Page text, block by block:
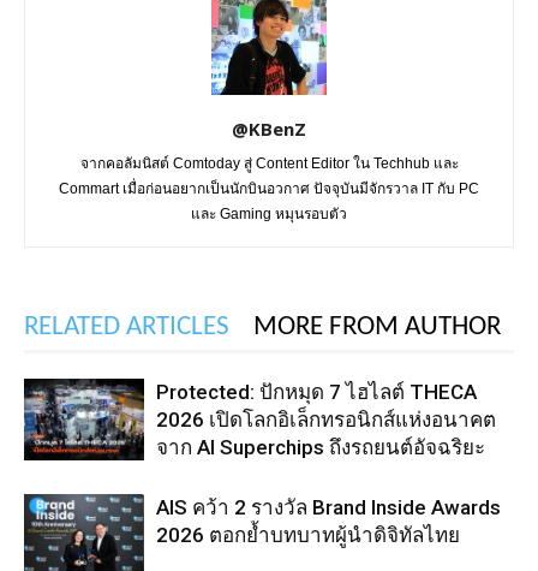
@KBenZ
จากคอลัมนิสต์ Comtoday สู่ Content Editor ใน Techhub และ
Commart เมื่อก่อนอยากเป็นนักบินอวกาศ ปัจจุบันมีจักรวาล IT กับ PC
และ Gaming หมุนรอบตัว
RELATED ARTICLES MORE FROM AUTHOR
Protected: ปักหมุด 7 ไฮไลต์ THECA
2026 เปิดโลกอิเล็กทรอนิกส์แห่งอนาคต
จาก AI Superchips ถึงรถยนต์อัจฉริยะ
AIS คว้า 2 รางวัล Brand Inside Awards
2026 ตอกย้ำบทบาทผู้นำดิจิทัลไทย